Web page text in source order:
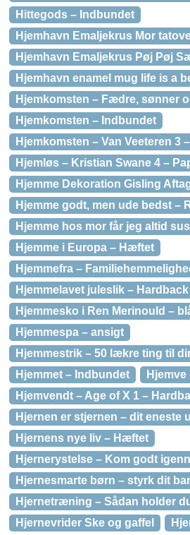
Hittegods – Indbundet
Hjemhavn Emaljekrus Mor
Hjemhavn Emaljekrus Pøj Pøj
Hjemhavn enamel mug life is a
Hjemkomsten – Fædre, sønner
Hjemkomsten – Indbundet
Hjemkomsten – Van Veeteren 3
Hjemløs – Kristian Swane 4 –
Hjemme Dekoration Gisling
Hjemme godt, men ude bedst –
Hjemme hos mor får jeg altid
Hjemme i Europa – Hæftet
Hjemmefra –
Hjemmelavet juleslik – Hardback
Hjemmesko i Ren Merinould –
Hjemmespa – ansigt
Hjemmestrik – 50 lækre ting til
Hjemmet – Indbundet
Hjemvendt – Age of X 1 –
Hjernen er stjernen – dit eneste
Hjernens nye liv – Hæftet
Hjernerystelse – Kom godt
Hjernesmarte børn – styrk dit
Hjernetræning – Sådan holder
Hjernevrider Ske og gaffel